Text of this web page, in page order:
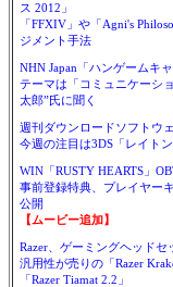
ス 2012」
「FFXIV」や「Agni's
ジメント手法
NHN Japan「ハンゲームキ
テーマは「コミュニケーシ
太郎”氏に聞く
週刊ダウンロードソフトウ
今週の注目は3DS「レイト
WIN「RUSTY HEARTS」
事前登録特典、プレイヤー
公開
【ムービー追加】
Razer、ゲーミングヘッド
汎用性が売りの「Razer
「Razer Tiamat 2.2」